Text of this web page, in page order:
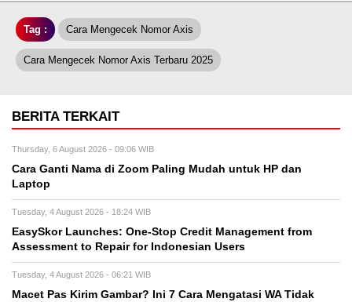
Tag : Cara Mengecek Nomor Axis
Cara Mengecek Nomor Axis Terbaru 2025
BERITA TERKAIT
Thursday, 6 August 2026 - 09:06 WIB
Cara Ganti Nama di Zoom Paling Mudah untuk HP dan
Laptop
Tuesday, 4 August 2026 - 18:24 WIB
EasySkor Launches: One-Stop Credit Management from
Assessment to Repair for Indonesian Users
Tuesday, 4 August 2026 - 06:21 WIB
Macet Pas Kirim Gambar? Ini 7 Cara Mengatasi WA Tidak